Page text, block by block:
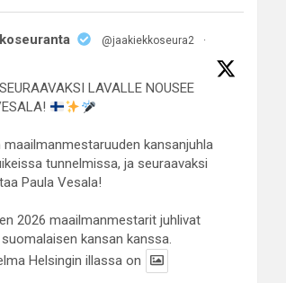
@jaakiekkoseura2
·
SEURAAVAKSI LAVALLE NOUSEE
maailmanmestaruuden kansanjuhla
tunnelmissa, ja seuraavaksi
Paula Vesala!
2026 maailmanmestarit juhlivat
kansan kanssa.
Helsingin illassa on